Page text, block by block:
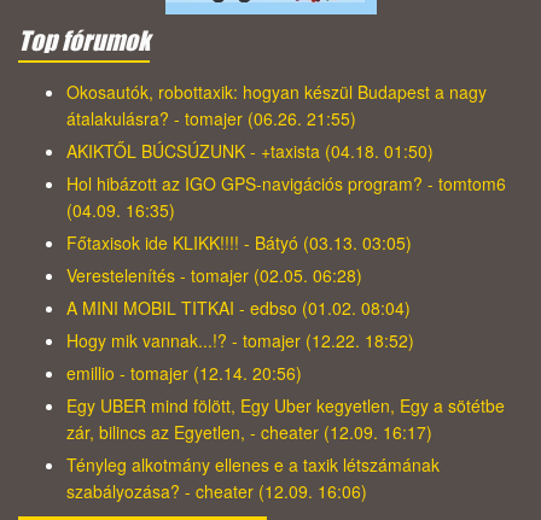
Top fórumok
Okosautók, robottaxik: hogyan készül Budapest a nagy
átalakulásra? - tomajer (06.26. 21:55)
AKIKTŐL BÚCSÚZUNK - +taxista (04.18. 01:50)
Hol hibázott az IGO GPS-navigációs program? - tomtom6
(04.09. 16:35)
Főtaxisok ide KLIKK!!!! - Bátyó (03.13. 03:05)
Verestelenítés - tomajer (02.05. 06:28)
A MINI MOBIL TITKAI - edbso (01.02. 08:04)
Hogy mik vannak...!? - tomajer (12.22. 18:52)
emillio - tomajer (12.14. 20:56)
Egy UBER mind fölött, Egy Uber kegyetlen, Egy a sötétbe
zár, bilincs az Egyetlen, - cheater (12.09. 16:17)
Tényleg alkotmány ellenes e a taxik létszámának
szabályozása? - cheater (12.09. 16:06)